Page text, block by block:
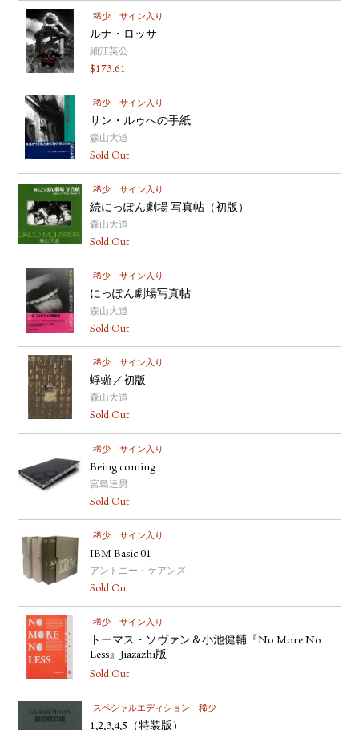
稀少 サイン入り
ルナ・ロッサ
細江英公
$173.61
稀少 サイン入り
サン・ルゥへの手紙
森山大道
Sold Out
稀少 サイン入り
続にっぽん劇場 写真帖（初版）
森山大道
Sold Out
稀少 サイン入り
にっぽん劇場写真帖
森山大道
Sold Out
稀少 サイン入り
蜉蝣／初版
森山大道
Sold Out
稀少 サイン入り
Being coming
宮島達男
Sold Out
稀少 サイン入り
IBM Basic 01
アントニー・ケアンズ
Sold Out
稀少 サイン入り
トーマス・ソヴァン＆小池健輔『No More No
Less』Jiazazhi版
Sold Out
スペシャルエディション 稀少
1,2,3,4,5（特装版）